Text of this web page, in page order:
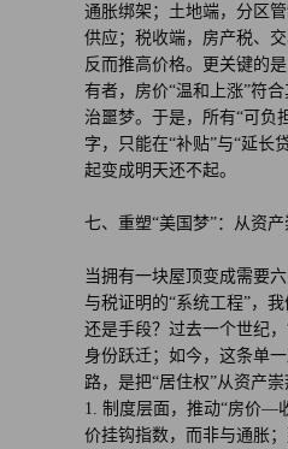
通胀绑架；土地端，分区
供应；税收端，房产税、
反而推高价格。更关键的
有者，房价“温和上涨”符
治噩梦。于是，所有“可负
字，只能在“补贴”与“延长
起变成明天还不起。
七、重塑“美国梦”：从资
当拥有一块屋顶变成需要
与税证明的“系统工程”，
还是手段？过去一个世纪
身份跃迁；如今，这条单
路，是把“居住权”从资产崇
1. 制度层面，推动“房价
价挂钩指数，而非与通胀；